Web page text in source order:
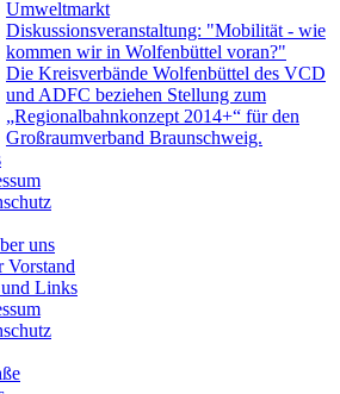
Umweltmarkt
Diskussionsveranstaltung: "Mobilität - wie
kommen wir in Wolfenbüttel voran?"
Die Kreisverbände Wolfenbüttel des VCD
und ADFC beziehen Stellung zum
„Regionalbahnkonzept 2014+“ für den
Großraumverband Braunschweig.
uns
Vorstand
Links